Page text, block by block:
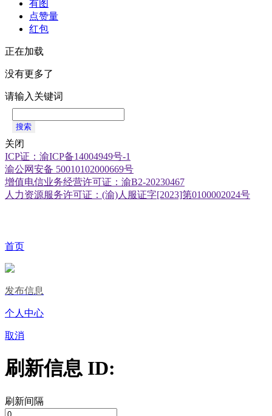
有图
点赞量
红包
正在加载
没有更多了
请输入关键词
搜索
关闭
ICP证：渝ICP备14004949号-1
渝公网安备 50010102000669号
增值电信业务经营许可证：渝B2-20230467
人力资源服务许可证：(渝)人服证字[2023]第0100002024号
首页
发布信息
个人中心
取消
刷新信息 ID:
刷新间隔